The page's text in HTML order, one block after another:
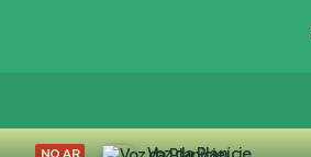
NO AR